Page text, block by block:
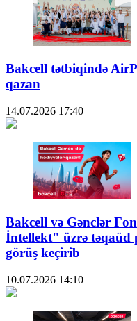
Bakcell tətbiqində
qazan
14.07.2026 17:40
Bakcell və Gənclər
İntellekt" üzrə təqaüd
görüş keçirib
10.07.2026 14:10